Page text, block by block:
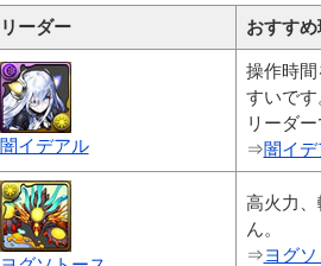
リーダー おすすめ
闇イデアル
操作時
すいで
リーダー
⇒闇イ
高火力
ん。
⇒ヨグ